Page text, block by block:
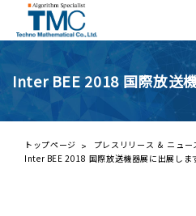
DMNAとは？
ご挨拶
Inter BEE 2018 国際放送
トップページ
プレスリリース ＆ ニュー
Inter BEE 2018 国際放送機器展に出展しま